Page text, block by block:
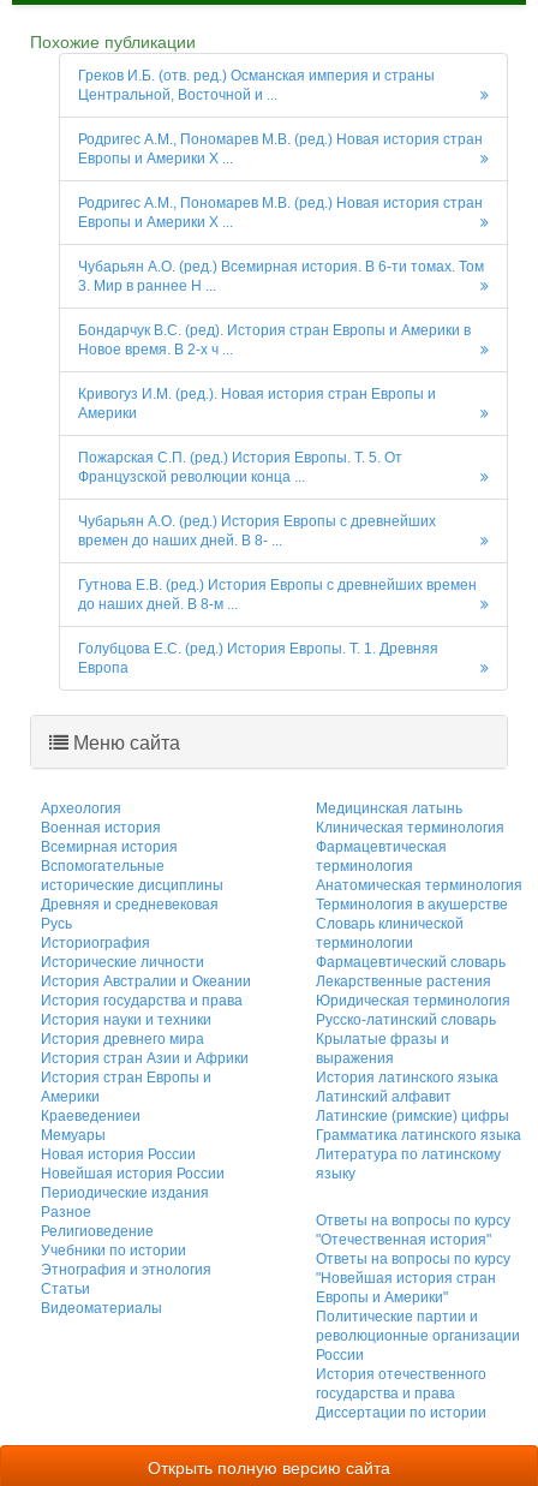
Похожие публикации
Греков И.Б. (отв. ред.) Османская империя и страны
Центральной, Восточной и ...
Родригес A.M., Пономарев М.В. (ред.) Новая история стран
Европы и Америки X ...
Родригес A.M., Пономарев М.В. (ред.) Новая история стран
Европы и Америки X ...
Чубарьян А.О. (ред.) Всемирная история. В 6-ти томах. Том
3. Мир в раннее Н ...
Бондарчук В.С. (ред). История стран Европы и Америки в
Новое время. В 2-х ч ...
Кривогуз И.М. (ред.). Новая история стран Европы и
Америки
Пожарская С.П. (ред.) История Европы. Т. 5. От
Французской революции конца ...
Чубарьян А.О. (ред.) История Европы с древнейших
времен до наших дней. В 8- ...
Гутнова Е.В. (ред.) История Европы с древнейших времен
до наших дней. В 8-м ...
Голубцова Е.С. (ред.) История Европы. Т. 1. Древняя
Европа
Меню сайта
Археология
Военная история
Всемирная история
Вспомогательные
исторические дисциплины
Древняя и средневековая
Русь
Историография
Исторические личности
История Австралии и Океании
История государства и права
История науки и техники
История древнего мира
История стран Азии и Африки
История стран Европы и
Америки
Краеведениеи
Мемуары
Новая история России
Новейшая история России
Периодические издания
Разное
Религиоведение
Учебники по истории
Этнография и этнология
Статьи
Видеоматериалы
Медицинская латынь
Клиническая терминология
Фармацевтическая
терминология
Анатомическая терминология
Терминология в акушерстве
Словарь клинической
терминологии
Фармацевтический словарь
Лекарственные растения
Юридическая терминология
Русско-латинский словарь
Крылатые фразы и
выражения
История латинского языка
Латинский алфавит
Латинские (римские) цифры
Грамматика латинского языка
Литература по латинскому
языку
Ответы на вопросы по курсу
"Отечественная история"
Ответы на вопросы по курсу
"Новейшая история стран
Европы и Америки"
Политические партии и
революционные организации
России
История отечественного
государства и права
Диссертации по истории
Открыть полную версию сайта